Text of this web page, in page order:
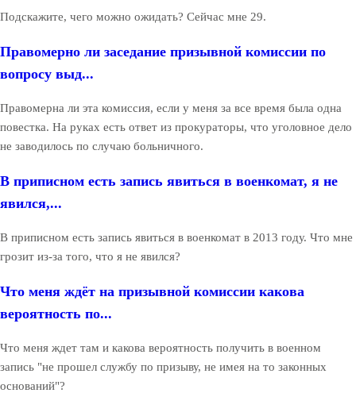
Подскажите, чего можно ожидать? Сейчас мне 29.
Правомерно ли заседание призывной комиссии по
вопросу выд...
Правомерна ли эта комиссия, если у меня за все время была одна
повестка. На руках есть ответ из прокураторы, что уголовное дело
не заводилось по случаю больничного.
В приписном есть запись явиться в военкомат, я не
явился,...
В приписном есть запись явиться в военкомат в 2013 году. Что мне
грозит из-за того, что я не явился?
Что меня ждёт на призывной комиссии какова
вероятность по...
Что меня ждет там и какова вероятность получить в военном
запись "не прошел службу по призыву, не имея на то законных
оснований"?